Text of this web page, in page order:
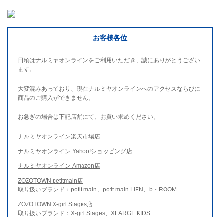
お客様各位
日頃はナルミヤオンラインをご利用いただき、誠にありがとうござい
ます。
大変混みあっており、現在ナルミヤオンラインへのアクセスならびに
商品のご購入ができません。
お急ぎの場合は下記店舗にて、お買い求めください。
ナルミヤオンライン楽天市場店
ナルミヤオンライン Yahoo!ショッピング店
ナルミヤオンライン Amazon店
ZOZOTOWN petitmain店
取り扱いブランド：petit main、petit main LIEN、b・ROOM
ZOZOTOWN X-girl Stages店
取り扱いブランド：X-girl Stages、XLARGE KIDS